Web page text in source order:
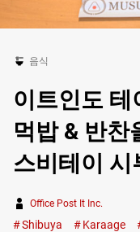
음식
이트인도
먹밥 & 반찬
스비테이 시
Office Post It Inc.
Shibuya Karaage